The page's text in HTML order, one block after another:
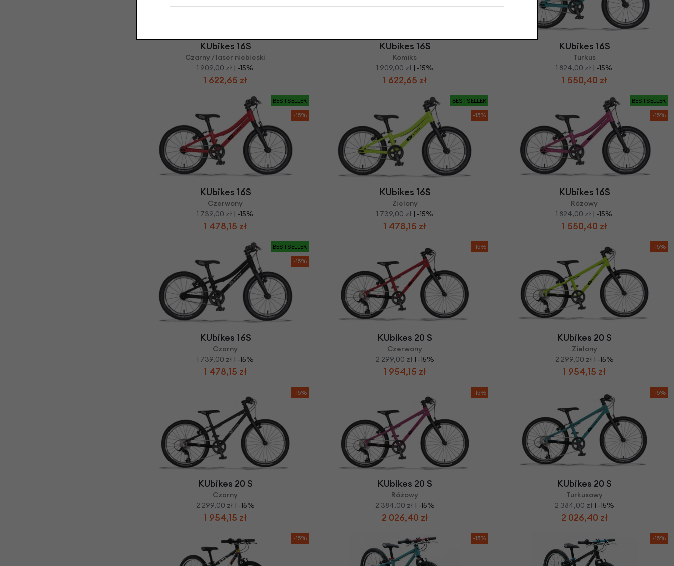
KUbikes 16S
Czarny / laser niebieski
1 909,00 zł | -15%
1 622,65 zł
KUbikes 16S
Komiks
1 909,00 zł | -15%
1 622,65 zł
KUbikes 16S
Turkus
1 824,00 zł | -15%
1 550,40 zł
BESTSELLER
-15%
KUbikes 16S
Czerwony
1 739,00 zł | -15%
1 478,15 zł
BESTSELLER
-15%
KUbikes 16S
Zielony
1 739,00 zł | -15%
1 478,15 zł
BESTSELLER
-15%
KUbikes 16S
Różowy
1 824,00 zł | -15%
1 550,40 zł
BESTSELLER
-15%
KUbikes 16S
Czarny
1 739,00 zł | -15%
1 478,15 zł
-15%
KUbikes 20 S
Czerwony
2 299,00 zł | -15%
1 954,15 zł
-15%
KUbikes 20 S
Zielony
2 299,00 zł | -15%
1 954,15 zł
-15%
KUbikes 20 S
Czarny
2 299,00 zł | -15%
1 954,15 zł
-15%
KUbikes 20 S
Różowy
2 384,00 zł | -15%
2 026,40 zł
-15%
KUbikes 20 S
Turkusowy
2 384,00 zł | -15%
2 026,40 zł
-15% -15% -15%